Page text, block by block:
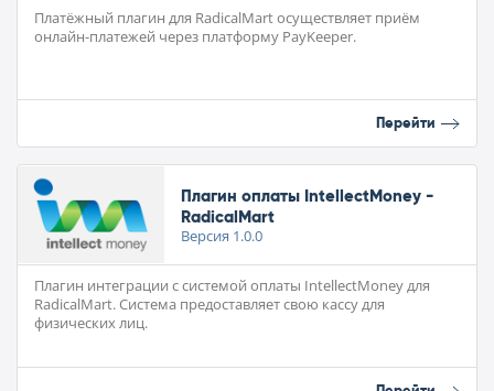
Платёжный плагин для RadicalMart осуществляет приём
онлайн-платежей через платформу PayKeeper.
Перейти
Плагин оплаты IntellectMoney -
RadicalMart
Версия 1.0.0
Плагин интеграции с системой оплаты IntellectMoney для
RadicalMart. Система предоставляет свою кассу для
физических лиц.